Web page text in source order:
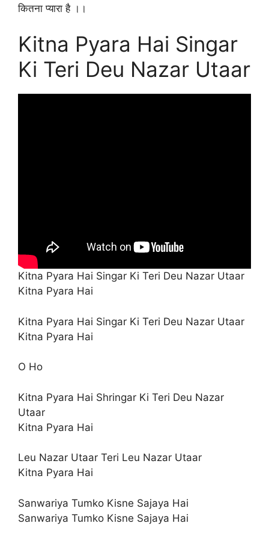
कितना प्यारा है ।।
Kitna Pyara Hai Singar
Ki Teri Deu Nazar Utaar
Kitna Pyara Hai Singar Ki Teri Deu Nazar Utaar
Kitna Pyara Hai
Kitna Pyara Hai Singar Ki Teri Deu Nazar Utaar
Kitna Pyara Hai
O Ho
Kitna Pyara Hai Shringar Ki Teri Deu Nazar
Utaar
Kitna Pyara Hai
Leu Nazar Utaar Teri Leu Nazar Utaar
Kitna Pyara Hai
Sanwariya Tumko Kisne Sajaya Hai
Sanwariya Tumko Kisne Sajaya Hai